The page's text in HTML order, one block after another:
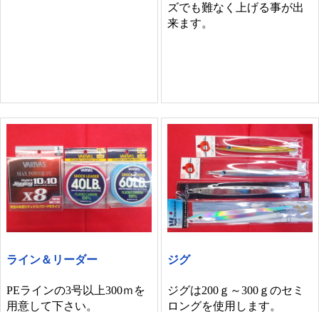
ズでも難なく上げる事が出
来ます。
ライン＆リーダー
PEラインの3号以上300ｍを
用意して下さい。
ジグ
ジグは200ｇ～300ｇのセミ
ロングを使用します。